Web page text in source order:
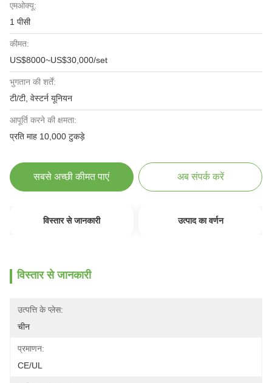
एमओक्यू:
1 पीसी
कीमत:
US$8000~US$30,000/set
भुगतान की शर्तें:
टी/टी, वेस्टर्न यूनियन
आपूर्ति करने की क्षमता:
प्रति माह 10,000 टुकड़े
सबसे अच्छी कीमत पाएं अब संपर्क करें
विस्तार से जानकारी उत्पाद का वर्णन
विस्तार से जानकारी
उत्पत्ति के प्लेस:
चीन
प्रमाणन:
CE/UL